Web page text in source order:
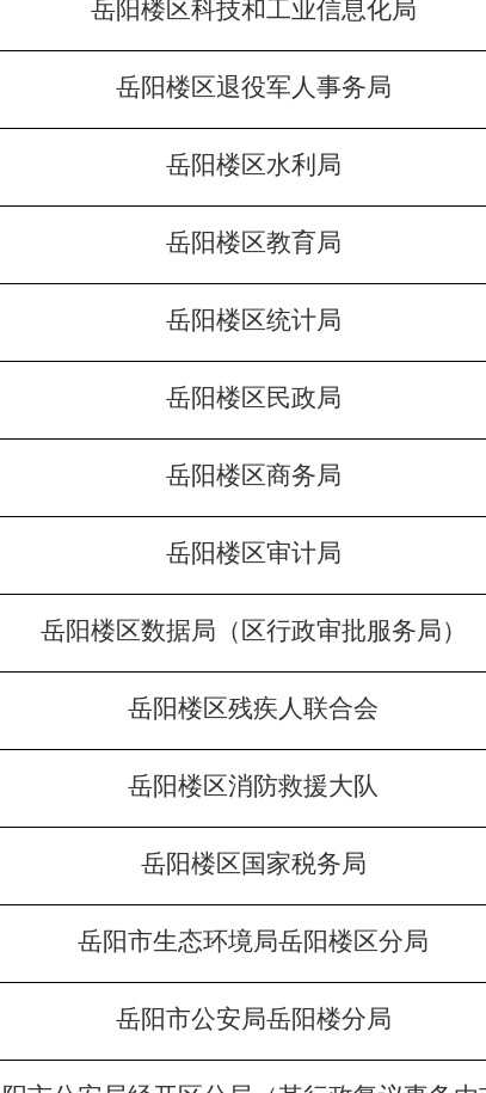
岳阳楼区科技和工业信息化局
岳阳楼区退役军人事务局
岳阳楼区水利局
岳阳楼区教育局
岳阳楼区统计局
岳阳楼区民政局
岳阳楼区商务局
岳阳楼区审计局
岳阳楼区数据局（区行政审批服务局）
岳阳楼区残疾人联合会
岳阳楼区消防救援大队
岳阳楼区国家税务局
岳阳市生态环境局岳阳楼区分局
岳阳市公安局岳阳楼分局